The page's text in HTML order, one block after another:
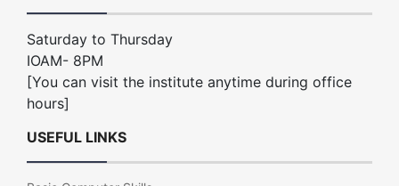
Saturday to Thursday
IOAM- 8PM
[You can visit the institute anytime during office
hours]
USEFUL LINKS